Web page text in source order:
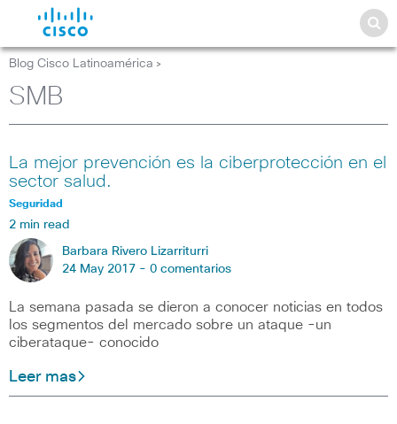
Blog Cisco Latinoamérica >
SMB
La mejor prevención es la ciberprotección en el
sector salud.
Seguridad
2 min read
Barbara Rivero Lizarriturri
24 May 2017 - 0 comentarios
La semana pasada se dieron a conocer noticias en todos
los segmentos del mercado sobre un ataque -un
ciberataque- conocido
Leer mas